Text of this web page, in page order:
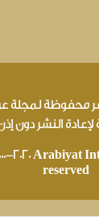
لمجلة عربيات ©
لإعادة النشر دون
2020 Arabiyat
reserved